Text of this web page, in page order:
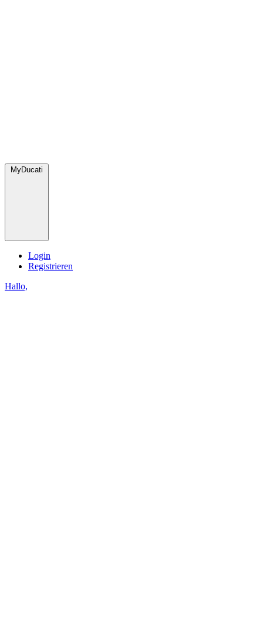
MyDucati
Login
Registrieren
Hallo,